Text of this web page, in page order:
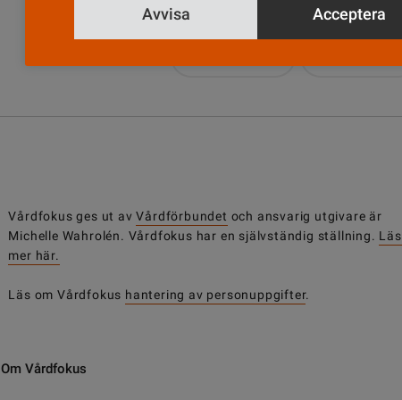
Vårdfokus ges ut avVårdförbundet och ansvarig utgivare är
Michelle Wahrolén. Vårdfokus har en självständig ställning. Läs
mer här.
Läs om Vårdfokus hantering av personuppgifter.
Om Vårdfokus
Avvisa Acceptera